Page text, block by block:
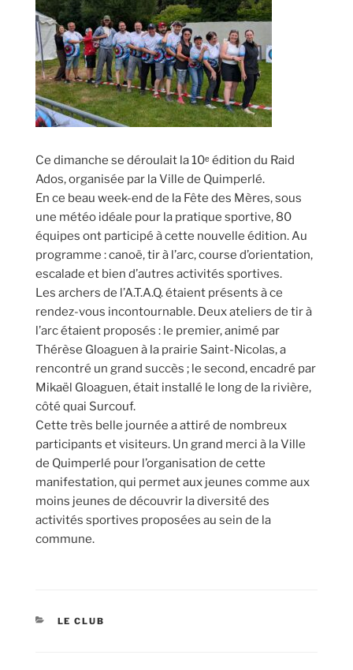
Ce dimanche se déroulait la 10ᵉ édition du Raid
Ados, organisée par la Ville de Quimperlé.
En ce beau week-end de la Fête des Mères, sous
une météo idéale pour la pratique sportive, 80
équipes ont participé à cette nouvelle édition. Au
programme : canoë, tir à l’arc, course d’orientation,
escalade et bien d’autres activités sportives.
Les archers de l’A.T.A.Q. étaient présents à ce
rendez-vous incontournable. Deux ateliers de tir à
l’arc étaient proposés : le premier, animé par
Thérèse Gloaguen à la prairie Saint-Nicolas, a
rencontré un grand succès ; le second, encadré par
Mikaël Gloaguen, était installé le long de la rivière,
côté quai Surcouf.
Cette très belle journée a attiré de nombreux
participants et visiteurs. Un grand merci à la Ville
de Quimperlé pour l’organisation de cette
manifestation, qui permet aux jeunes comme aux
moins jeunes de découvrir la diversité des
activités sportives proposées au sein de la
commune.
CATÉGORIES
LE CLUB